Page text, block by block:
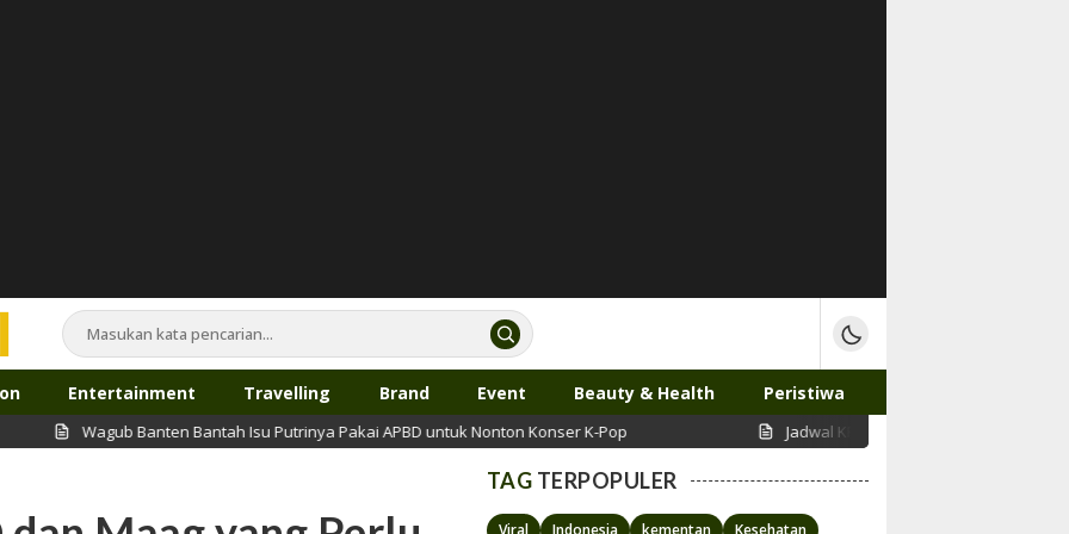
Entertainment Travelling Brand Event Beauty & Health Peristiwa
Wagub Banten Bantah Isu Putrinya Pakai APBD untuk Nonton Konser K-Pop Jadwal KRL Solo-Jogja 4-6 Agustus 2026: Panduan
TAG TERPOPULER
Viral Indonesia kementan
Kesehatan